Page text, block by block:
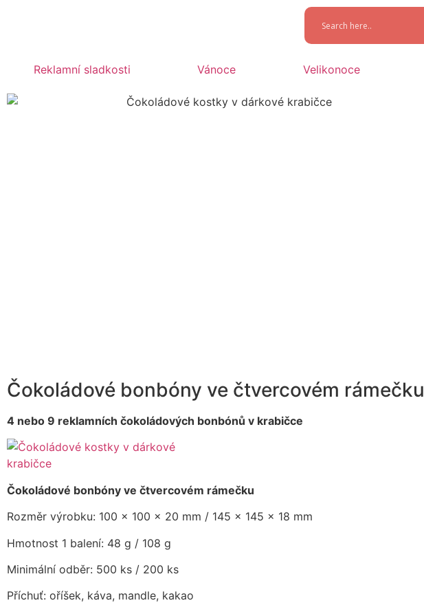
Reklamní sladkosti Vánoce Velikonoce
Čokoládové bonbóny ve čtvercovém rámečku
4 nebo 9 reklamních čokoládových bonbónů v krabičce
Čokoládové bonbóny ve čtvercovém rámečku
Rozměr výrobku: 100 x 100 x 20 mm / 145 x 145 x 18 mm
Hmotnost 1 balení: 48 g / 108 g
Minimální odběr: 500 ks / 200 ks
Příchuť: oříšek, káva, mandle, kakao